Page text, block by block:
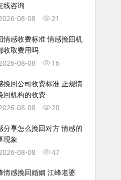
线咨询
08-08
21
情感收费标准 情感挽回机
收取费用吗
08-08
16
挽回公司收费标准 正规情
回机构的收费
08-08
20
分享怎么挽回对方 情感的
现象
08-08
47
情感挽回婚姻 江峰老婆